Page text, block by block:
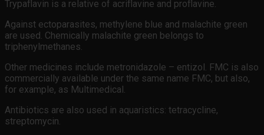
Trypaflavin is a relative of acriflavine and proflavine.
Against ectoparasites, methylene blue and malachite green
are used. Chemically malachite green belongs to
triphenylmethanes.
Other medicines include metronidazole – entizol. FMC is also
commercially available under the same name FMC, but also,
for example, as Multimedical.
Antibiotics are also used in aquaristics: tetracycline,
streptomycin.